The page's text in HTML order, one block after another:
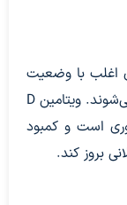
اغلب با وضعیت
نامناسب بدن یا فشار فیزیکی اشتباه گرفته می‌شوند. ویتامین D
است و کمبود
بروز کند.